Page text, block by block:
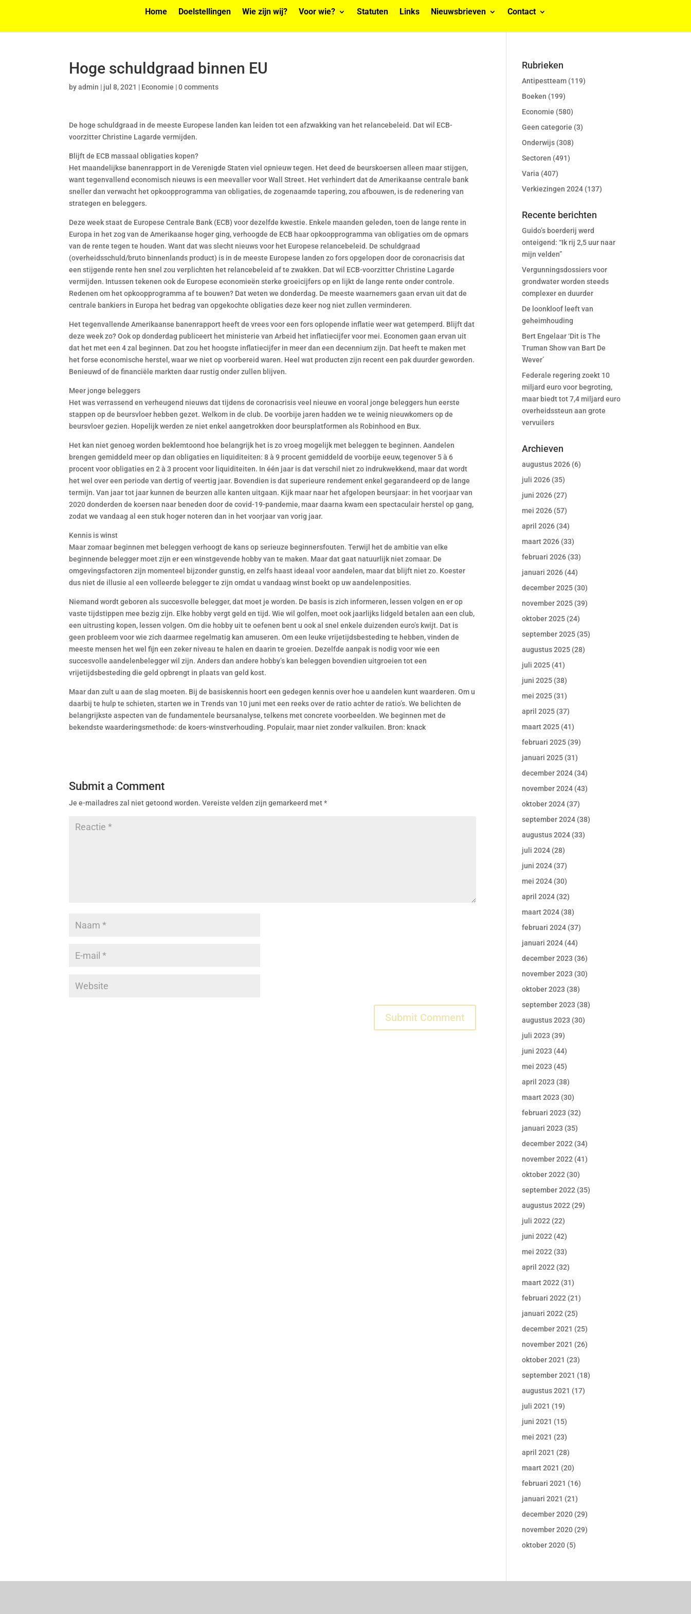
Home Doelstellingen Wie zijn wij? Voor wie? Statuten Links Nieuwsbrieven Contact
Hoge schuldgraad binnen EU
byadmin | jul 8, 2021 | Economie |0 comments
De hoge schuldgraad in de meeste Europese landen kan leiden tot een afzwakking van het relancebeleid. Dat wil ECB-
voorzitter Christine Lagarde vermijden.
Blijft de ECB massaal obligaties kopen?
Het maandelijkse banenrapport in de Verenigde Staten viel opnieuw tegen. Het deed de beurskoersen alleen maar stijgen,
want tegenvallend economisch nieuws is een meevaller voor Wall Street. Het verhindert dat de Amerikaanse centrale bank
sneller dan verwacht het opkoopprogramma van obligaties, de zogenaamde tapering, zou afbouwen, is de redenering van
strategen en beleggers.
Deze week staat de Europese Centrale Bank (ECB) voor dezelfde kwestie. Enkele maanden geleden, toen de lange rente in
Europa in het zog van de Amerikaanse hoger ging, verhoogde de ECB haar opkoopprogramma van obligaties om de opmars
van de rente tegen te houden. Want dat was slecht nieuws voor het Europese relancebeleid. De schuldgraad
(overheidsschuld/bruto binnenlands product) is in de meeste Europese landen zo fors opgelopen door de coronacrisis dat
een stijgende rente hen snel zou verplichten het relancebeleid af te zwakken. Dat wil ECB-voorzitter Christine Lagarde
vermijden. Intussen tekenen ook de Europese economieën sterke groeicijfers op en lijkt de lange rente onder controle.
Redenen om het opkoopprogramma af te bouwen? Dat weten we donderdag. De meeste waarnemers gaan ervan uit dat de
centrale bankiers in Europa het bedrag van opgekochte obligaties deze keer nog niet zullen verminderen.
Het tegenvallende Amerikaanse banenrapport heeft de vrees voor een fors oplopende inflatie weer wat getemperd. Blijft dat
deze week zo? Ook op donderdag publiceert het ministerie van Arbeid het inflatiecijfer voor mei. Economen gaan ervan uit
dat het met een 4 zal beginnen. Dat zou het hoogste inflatiecijfer in meer dan een decennium zijn. Dat heeft te maken met
het forse economische herstel, waar we niet op voorbereid waren. Heel wat producten zijn recent een pak duurder geworden.
Benieuwd of de financiële markten daar rustig onder zullen blijven.
Meer jonge beleggers
Het was verrassend en verheugend nieuws dat tijdens de coronacrisis veel nieuwe en vooral jonge beleggers hun eerste
stappen op de beursvloer hebben gezet. Welkom in de club. De voorbije jaren hadden we te weinig nieuwkomers op de
beursvloer gezien. Hopelijk werden ze niet enkel aangetrokken door beursplatformen als Robinhood en Bux.
Het kan niet genoeg worden beklemtoond hoe belangrijk het is zo vroeg mogelijk met beleggen te beginnen. Aandelen
brengen gemiddeld meer op dan obligaties en liquiditeiten: 8 à 9 procent gemiddeld de voorbije eeuw, tegenover 5 à 6
procent voor obligaties en 2 à 3 procent voor liquiditeiten. In één jaar is dat verschil niet zo indrukwekkend, maar dat wordt
het wel over een periode van dertig of veertig jaar. Bovendien is dat superieure rendement enkel gegarandeerd op de lange
termijn. Van jaar tot jaar kunnen de beurzen alle kanten uitgaan. Kijk maar naar het afgelopen beursjaar: in het voorjaar van
2020 donderden de koersen naar beneden door de covid-19-pandemie, maar daarna kwam een spectaculair herstel op gang,
zodat we vandaag al een stuk hoger noteren dan in het voorjaar van vorig jaar.
Kennis is winst
Maar zomaar beginnen met beleggen verhoogt de kans op serieuze beginnersfouten. Terwijl het de ambitie van elke
beginnende belegger moet zijn er een winstgevende hobby van te maken. Maar dat gaat natuurlijk niet zomaar. De
omgevingsfactoren zijn momenteel bijzonder gunstig, en zelfs haast ideaal voor aandelen, maar dat blijft niet zo. Koester
dus niet de illusie al een volleerde belegger te zijn omdat u vandaag winst boekt op uw aandelenposities.
Niemand wordt geboren als succesvolle belegger, dat moet je worden. De basis is zich informeren, lessen volgen en er op
vaste tijdstippen mee bezig zijn. Elke hobby vergt geld en tijd. Wie wil golfen, moet ook jaarlijks lidgeld betalen aan een club,
een uitrusting kopen, lessen volgen. Om die hobby uit te oefenen bent u ook al snel enkele duizenden euro’s kwijt. Dat is
geen probleem voor wie zich daarmee regelmatig kan amuseren. Om een leuke vrijetijdsbesteding te hebben, vinden de
meeste mensen het wel fijn een zeker niveau te halen en daarin te groeien. Dezelfde aanpak is nodig voor wie een
succesvolle aandelenbelegger wil zijn. Anders dan andere hobby’s kan beleggen bovendien uitgroeien tot een
vrijetijdsbesteding die geld opbrengt in plaats van geld kost.
Maar dan zult u aan de slag moeten. Bij de basiskennis hoort een gedegen kennis over hoe u aandelen kunt waarderen. Om u
daarbij te hulp te schieten, starten we in Trends van 10 juni met een reeks over de ratio achter de ratio’s. We belichten de
belangrijkste aspecten van de fundamentele beursanalyse, telkens met concrete voorbeelden. We beginnen met de
bekendste waarderingsmethode: de koers-winstverhouding. Populair, maar niet zonder valkuilen. Bron: knack
Submit a Comment
Je e-mailadres zal niet getoond worden. Vereiste velden zijn gemarkeerd met*
Rubrieken
Antipestteam (119)
Boeken (199)
Economie (580)
Geen categorie (3)
Onderwijs (308)
Sectoren (491)
Varia (407)
Verkiezingen 2024 (137)
Recente berichten
Guido’s boerderij werd
onteigend: “Ik rij 2,5 uur naar
mijn velden”
Vergunningsdossiers voor
grondwater worden steeds
complexer en duurder
De loonkloof leeft van
geheimhouding
Bert Engelaar ‘Dit is The
Truman Show van Bart De
Wever’
Federale regering zoekt 10
miljard euro voor begroting,
maar biedt tot 7,4 miljard euro
overheidssteun aan grote
vervuilers
Archieven
augustus 2026 (6)
juli 2026 (35)
juni 2026 (27)
mei 2026 (57)
april 2026 (34)
maart 2026 (33)
februari 2026 (33)
januari 2026 (44)
december 2025 (30)
november 2025 (39)
oktober 2025 (24)
september 2025 (35)
augustus 2025 (28)
juli 2025 (41)
juni 2025 (38)
mei 2025 (31)
april 2025 (37)
maart 2025 (41)
februari 2025 (39)
januari 2025 (31)
december 2024 (34)
november 2024 (43)
oktober 2024 (37)
september 2024 (38)
augustus 2024 (33)
juli 2024 (28)
juni 2024 (37)
mei 2024 (30)
april 2024 (32)
maart 2024 (38)
februari 2024 (37)
januari 2024 (44)
december 2023 (36)
november 2023 (30)
oktober 2023 (38)
september 2023 (38)
augustus 2023 (30)
juli 2023 (39)
juni 2023 (44)
mei 2023 (45)
april 2023 (38)
maart 2023 (30)
februari 2023 (32)
januari 2023 (35)
december 2022 (34)
november 2022 (41)
oktober 2022 (30)
september 2022 (35)
augustus 2022 (29)
juli 2022 (22)
juni 2022 (42)
mei 2022 (33)
april 2022 (32)
maart 2022 (31)
februari 2022 (21)
januari 2022 (25)
december 2021 (25)
november 2021 (26)
oktober 2021 (23)
september 2021 (18)
augustus 2021 (17)
juli 2021 (19)
juni 2021 (15)
mei 2021 (23)
april 2021 (28)
maart 2021 (20)
februari 2021 (16)
januari 2021 (21)
december 2020 (29)
november 2020 (29)
oktober 2020 (5)